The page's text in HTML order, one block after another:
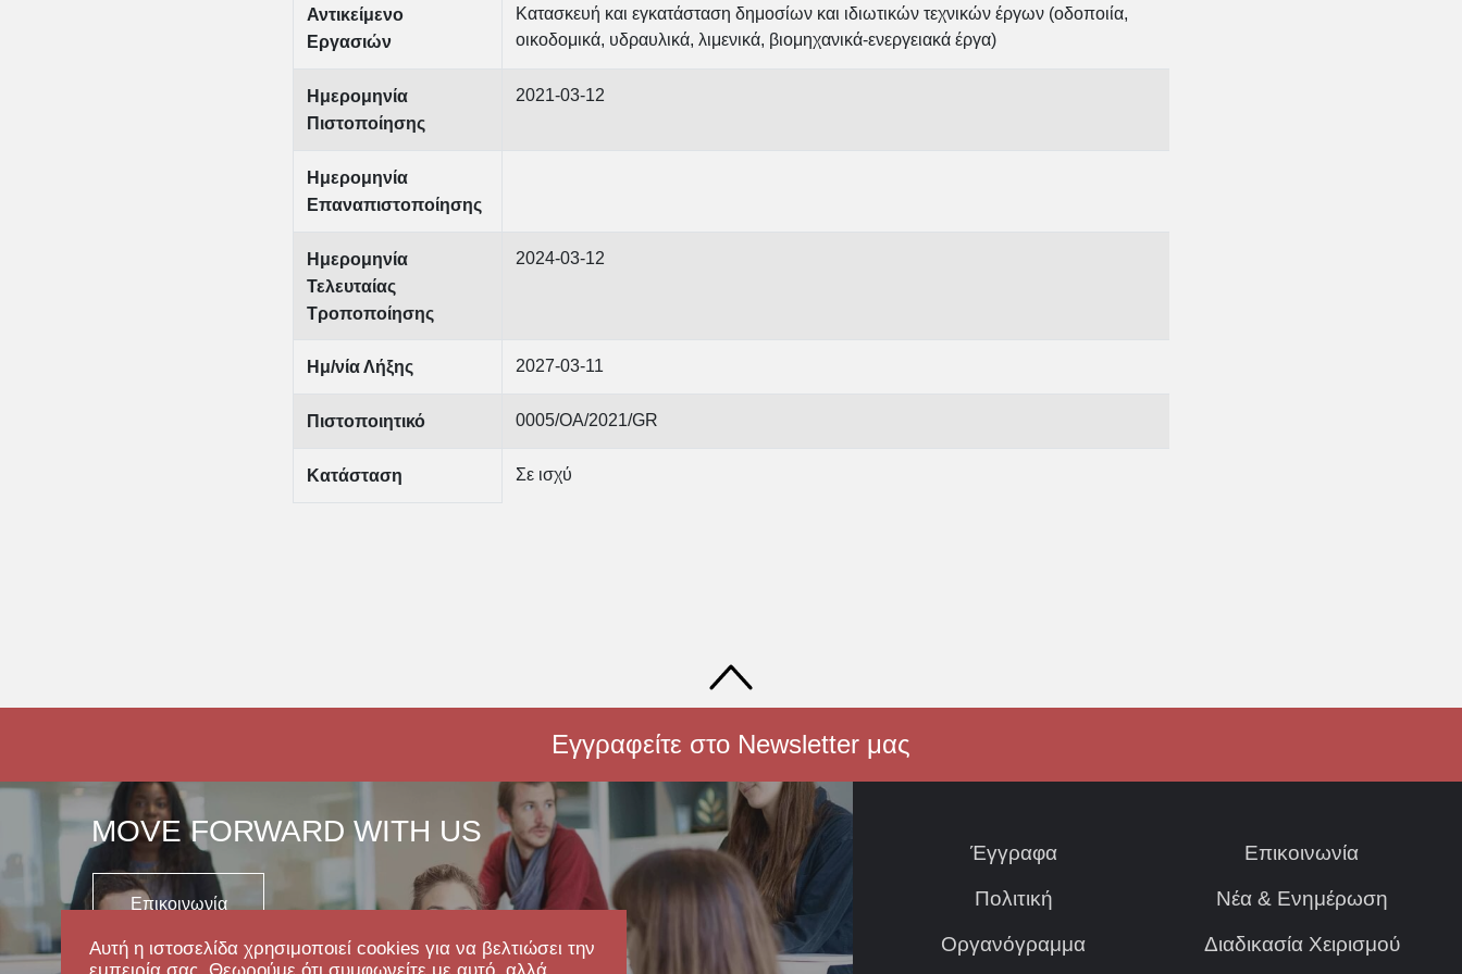
Αυτή η ιστοσελίδα χρησιμοποιεί cookies για να βελτιώσει την
Αντικείμενο
Εργασιών
Κατασκευή και εγκατάσταση δημοσίων και ιδιωτικών τεχνικών έργων (οδοποιία,
οικοδομικά, υδραυλικά, λιμενικά, βιομηχανικά-ενεργειακά έργα)
Ημερομηνία
Πιστοποίησης
2021-03-12
Ημερομηνία
Επαναπιστοποίησης
Ημερομηνία
Τελευταίας
Τροποποίησης
2024-03-12
Ημ/νία Λήξης 2027-03-11
Πιστοποιητικό 0005/ΟΑ/2021/GR
Κατάσταση Σε ισχύ
Εγγραφείτε στο Newsletter μας
MOVE FORWARD WITH US
Επικοινωνία
Έγγραφα
Πολιτική
Οργανόγραμμα
Επικοινωνία
Νέα & Ενημέρωση
Διαδικασία Χειρισμού